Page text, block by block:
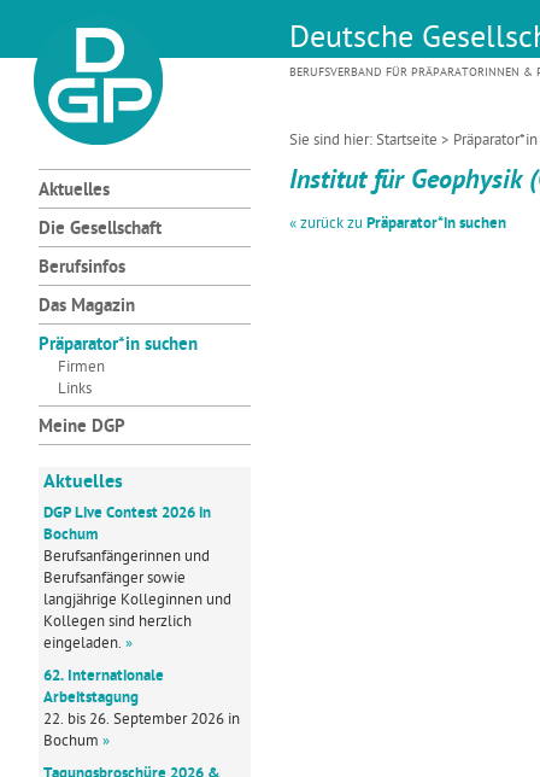
Deutsche
BERUFSVERBAND FÜR PRÄPARATORINNEN &
Sie sind hier:Startseite >
Aktuelles
Die Gesellschaft
Berufsinfos
Das Magazin
Präparator*in suchen
Firmen
Links
Meine DGP
Aktuelles
DGP Live Contest 2026 in
Bochum
Berufsanfängerinnen und
Berufsanfänger sowie
langjährige Kolleginnen und
Kollegen sind herzlich
eingeladen. »
62. Internationale
Arbeitstagung
22. bis 26. September 2026 in
Bochum »
Institut für Geophysik
« zurück zu Präparator*in suchen